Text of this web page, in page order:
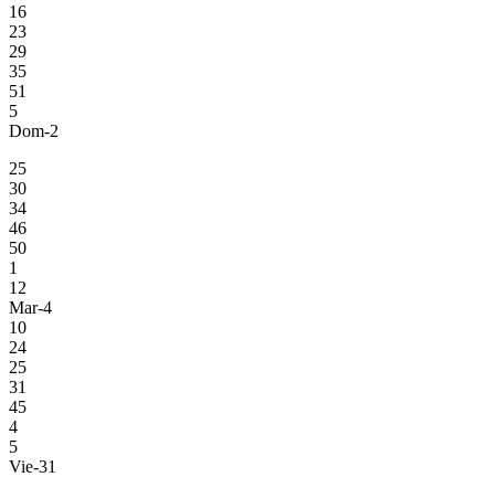
16
23
29
35
51
5
Dom-2
25
30
34
46
50
1
12
Mar-4
10
24
25
31
45
4
5
Vie-31